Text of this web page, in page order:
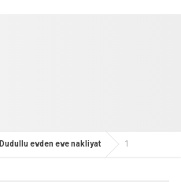
Dudullu evden eve nakliyat 1